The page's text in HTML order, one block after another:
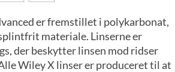
er fremstillet i polykarbonat,
materiale. Linserne er
der beskytter linsen mod ridser
Wiley X linser er produceret til at